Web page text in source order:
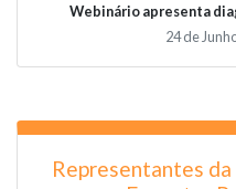
Webinário apresenta
24 de
Representantes